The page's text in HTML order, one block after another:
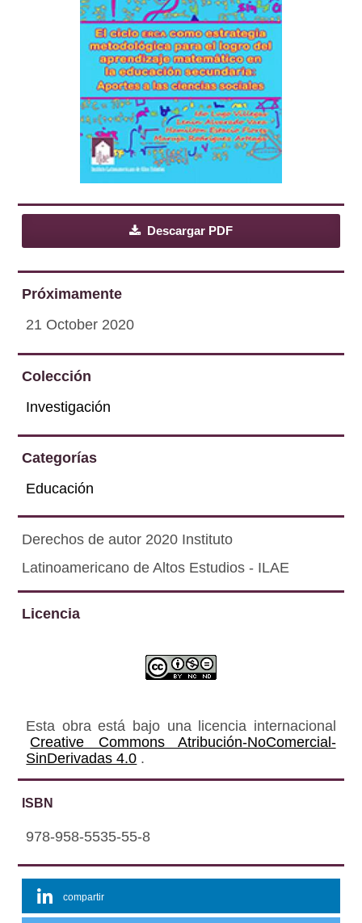
Descargar PDF
Próximamente
21 October 2020
Colección
Investigación
Categorías
Educación
Derechos de autor 2020 Instituto
Latinoamericano de Altos Estudios - ILAE
Licencia
Esta obra está bajo una licencia internacional
Creative Commons Atribución-NoComercial-
SinDerivadas 4.0 .
ISBN
978-958-5535-55-8
compartir